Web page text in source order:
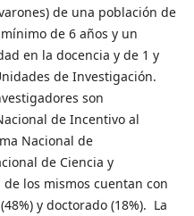
de una población de
de 6 años y un
en la docencia y de 1 y
de Investigación.
son
de Incentivo al
Nacional de
de Ciencia y
de los mismos cuentan con
y doctorado (18%). La